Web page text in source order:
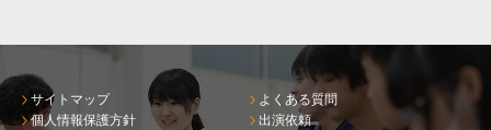
サイトマップ
個人情報保護方針
よくある質問
出演依頼